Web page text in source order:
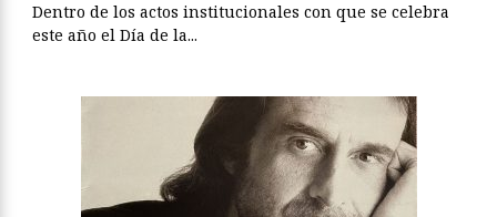
Dentro de los actos institucionales con que se celebra
este año el Día de la...